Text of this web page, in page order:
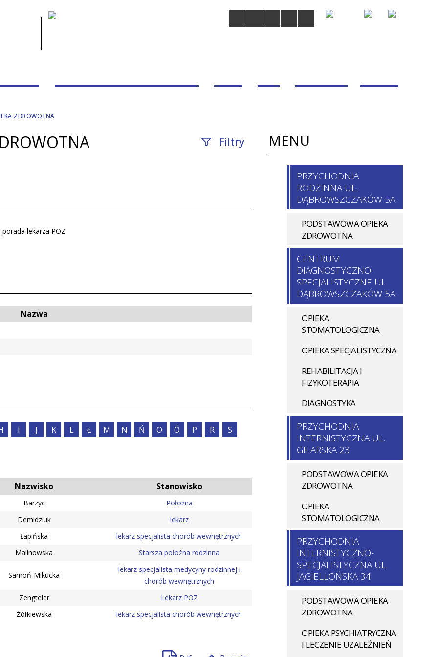
ZDROWOTNA
Filtry
porada lekarza POZ
Nazwa
I J K L Ł M N Ń O Ó P R
S
Nazwisko Stanowisko
Barzyc
Położna
Demidziuk
lekarz
Łapińska
lekarz specjalista chorób wewnętrznych
Malinowska Starsza położna rodzinna
Samoń-Mikucka
lekarz specjalista medycyny rodzinnej i
chorób wewnętrznych
Zengteler
Lekarz POZ
Żółkiewska lekarz specjalista chorób wewnętrznych
MENU
PRZYCHODNIA
RODZINNA UL.
DĄBROWSZCZAKÓW 5A
PODSTAWOWA OPIEKA
ZDROWOTNA
CENTRUM
DIAGNOSTYCZNO-
SPECJALISTYCZNE UL.
DĄBROWSZCZAKÓW 5A
OPIEKA
STOMATOLOGICZNA
OPIEKA SPECJALISTYCZNA
REHABILITACJA I
FIZYKOTERAPIA
DIAGNOSTYKA
PRZYCHODNIA
INTERNISTYCZNA UL.
GILARSKA 23
PODSTAWOWA OPIEKA
ZDROWOTNA
OPIEKA
STOMATOLOGICZNA
PRZYCHODNIA
INTERNISTYCZNO-
SPECJALISTYCZNA UL.
JAGIELLOŃSKA 34
PODSTAWOWA OPIEKA
ZDROWOTNA
OPIEKA PSYCHIATRYCZNA
I LECZENIE UZALEŻNIEŃ